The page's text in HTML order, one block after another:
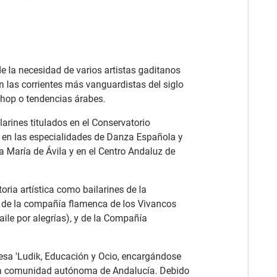
la necesidad de varios artistas gaditanos
corrientes más vanguardistas del siglo
o tendencias árabes.
titulados en el Conservatorio
las especialidades de Danza Española y
María de Ávila y en el Centro Andaluz de
artística como bailarines de la
la compañía flamenca de los Vivancos
por alegrías), y de la Compañía
'Ludik, Educación y Ocio, encargándose
autónoma de Andalucía. Debido